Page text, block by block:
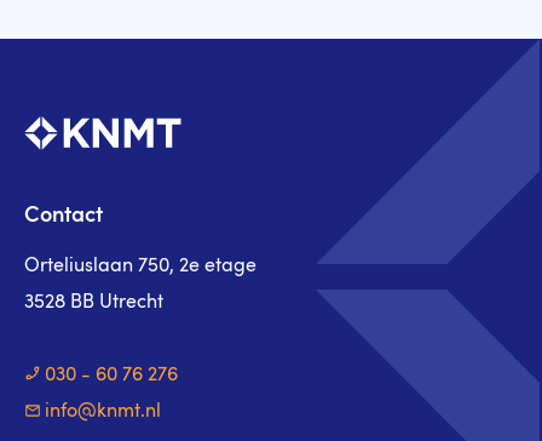
Contact
Orteliuslaan 750, 2e etage
3528 BB Utrecht
030 - 60 76 276
info@knmt.nl